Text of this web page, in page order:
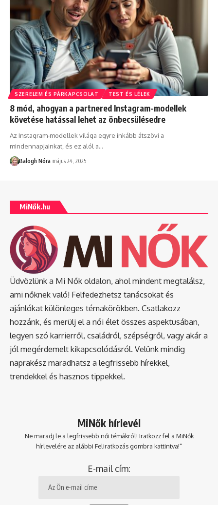
SZERELEM ÉS PÁRKAPCSOLAT TEST ÉS LÉLEK
8 mód, ahogyan a partnered Instagram-modellek
követése hatással lehet az önbecsülésedre
Az Instagram-modellek világa egyre inkább átszövi a
mindennapjainkat, és ez alól a…
Balogh Nóra május 24, 2025
MiNők.hu
Üdvözlünk a Mi Nők oldalon, ahol mindent megtalálsz,
ami nőknek való! Felfedezhetsz tanácsokat és
ajánlókat különleges témakörökben. Csatlakozz
hozzánk, és merülj el a női élet összes aspektusában,
legyen szó karrierről, családról, szépségről, vagy akár a
jól megérdemelt kikapcsolódásról. Velünk mindig
naprakész maradhatsz a legfrissebb hírekkel,
trendekkel és hasznos tippekkel.
MiNők hírlevél
Ne maradj le a legfrissebb női témákról! Iratkozz fel a MiNők
hírlevelére az alábbi Feliratkozás gombra kattintva!"
E-mail cím: